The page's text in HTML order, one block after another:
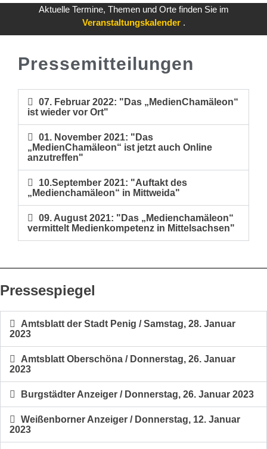
Aktuelle Termine, Themen und Orte finden Sie im
Veranstaltungskalender .
Pressemitteilungen
07. Februar 2022: "Das „MedienChamäleon“
ist wieder vor Ort"
01. November 2021: "Das
„MedienChamäleon“ ist jetzt auch Online
anzutreffen"
10.September 2021: "Auftakt des
„Medienchamäleon“ in Mittweida"
09. August 2021: "Das „Medienchamäleon“
vermittelt Medienkompetenz in Mittelsachsen"
Pressespiegel
Amtsblatt der Stadt Penig / Samstag, 28. Januar
2023
Amtsblatt Oberschöna / Donnerstag, 26. Januar
2023
Burgstädter Anzeiger / Donnerstag, 26. Januar 2023
Weißenborner Anzeiger / Donnerstag, 12. Januar
2023